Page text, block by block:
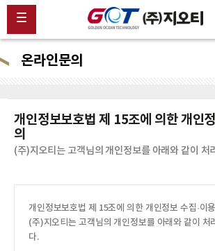
온라인문의
개인정보보호법 제 15조에 의한 개인
의
(주)지오티는 고객님의 개인정보를 아래와 같이 처
개인정보보호법 제 15조에 의한 개인정보 수집·이
(주)지오티는 고객님의 개인정보를 아래와 같이 처
다.